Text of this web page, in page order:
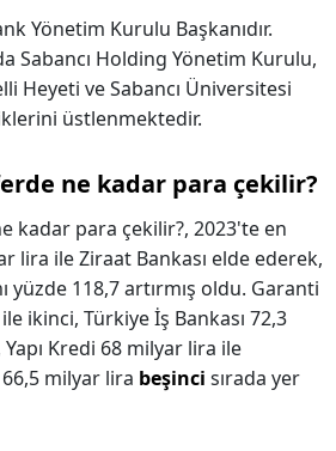
Yönetim Kurulu Başkanıdır.
Sabancı Holding Yönetim Kurulu,
Heyeti ve Sabancı Üniversitesi
üstlenmektedir.
ne kadar para çekilir?
kadar para çekilir?, 2023'te en
lira ile Ziraat Bankası elde ederek,
yüzde 118,7 artırmış oldu. Garanti
ikinci, Türkiye İş Bankası 72,3
Kredi 68 milyar lira ile
milyar lira beşinci sırada yer